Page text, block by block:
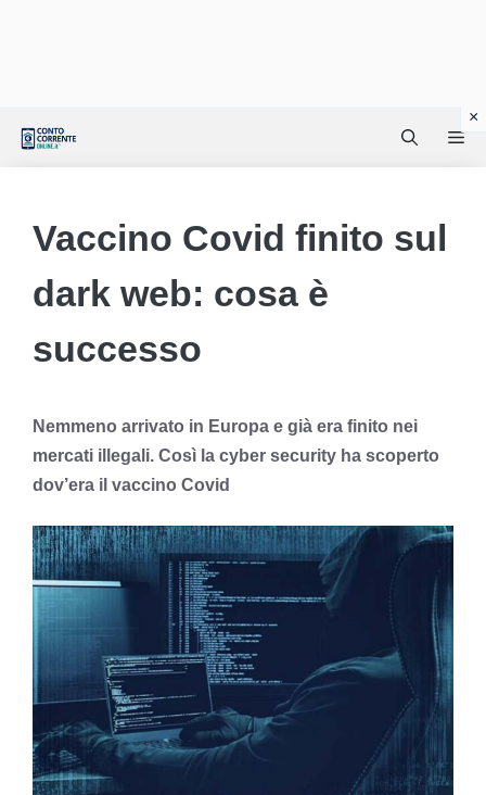
Vaccino Covid finito sul
dark web: cosa è
successo
Nemmeno arrivato in Europa e già era finito nei
mercati illegali. Così la cyber security ha scoperto
dov’era il vaccino Covid